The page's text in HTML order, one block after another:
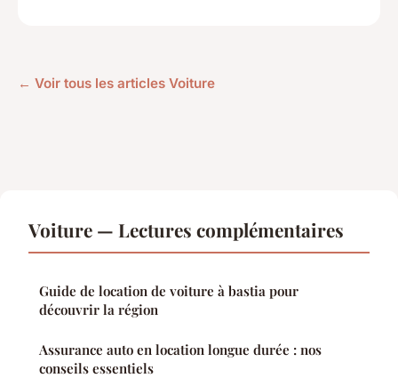
← Voir tous les articles Voiture
Voiture — Lectures complémentaires
Guide de location de voiture à bastia pour
découvrir la région
Assurance auto en location longue durée : nos
conseils essentiels